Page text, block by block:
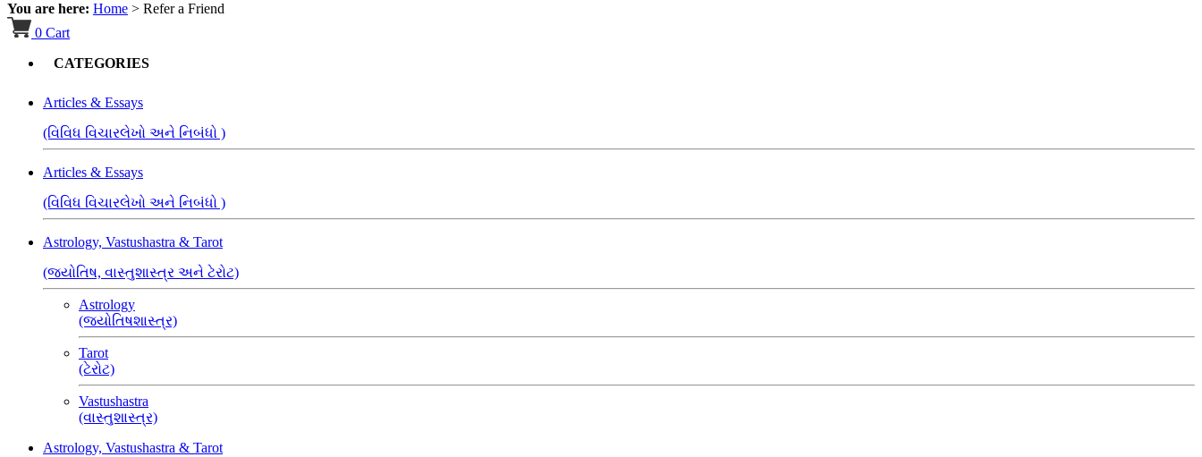
You are here: Home > Refer a Friend
0 Cart
CATEGORIES
Articles & Essays
(વિવિધ વિચારલેખો અને નિબંધો )
Articles & Essays
(વિવિધ વિચારલેખો અને નિબંધો )
Astrology, Vastushastra & Tarot
(જ્યોતિષ, વાસ્તુશાસ્ત્ર અને ટેરોટ)
Astrology
(જ્યોતિષશાસ્ત્ર)
Tarot
(ટેરોટ)
Vastushastra
(વાસ્તુશાસ્ત્ર)
Astrology, Vastushastra & Tarot